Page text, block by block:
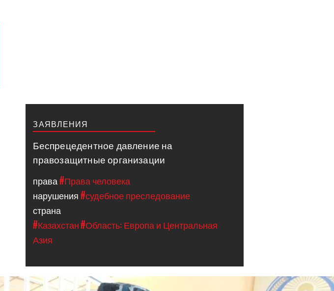
ЗАЯВЛЕНИЯ
Беспрецедентное давление на
правозащитные организации
права#Права человека
нарушения#судебное преследование
страна
#Казахстан#Область: Европа и Центральная
Азия